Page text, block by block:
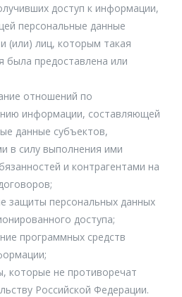
доступ к информации,
персональные данные
(или) лиц, которым такая
была предоставлена или
отношений по
информации, составляющей
данные субъектов,
в силу выполнения ими
и контрагентами на
защиты персональных данных
доступа;
программных средств
которые не противоречат
Российской Федерации.